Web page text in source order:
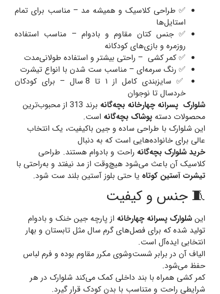
✅ طراحی کلاسیک و همیشه مد – مناسب برای تمام
استایل‌ها
✅ جنس کتان مقاوم و بادوام – مناسب استفاده
روزمره و بازی‌های کودکانه
✅ کمر کشی – راحتی بیشتر و استفاده طولانی‌مدت
✅ رنگ‌ سرمه‌ای – مناسب ست شدن با انواع تیشرت
✅ سایزبندی کامل از ۱ تا 8 سال – برای کودکان
خردسال تا نوجوان
شلوارک پسرانه چهارخانه بچه‌گانه
برند 313 از محبوب‌ترین
محصولات دسته پوشاک بچه‌گانه است.
این شلوارک با طراحی ساده و جین باکیفیت، یک انتخاب
عالی برای خانواده‌هایی است که به دنبال
خرید شلوارک بچه‌گانه راحت و بادوام هستند. طراحی
کلاسیک آن باعث می‌شود هیچ‌وقت از مد نیفتد و به‌راحتی با
تیشرت آستین کوتاه یا حتی بلوز آستین بلند ست شود.
🧵 جنس و کیفیت
این شلوارک پسرانه چهارخانه از پارچه جین خنک و بادوام
تولید شده که برای فصل‌های گرم سال مثل تابستان و بهار
انتخابی ایده‌آل است.
الیاف آن در برابر شست‌وشوی مکرر مقاوم بوده و فرم لباس
حفظ می‌شود.
کمر کشی همراه با بند داخلی کمک می‌کند شلوارک در هر
شرایطی راحت و متناسب با بدن کودک قرار گیرد.